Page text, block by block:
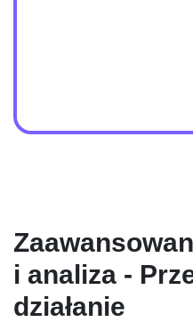
i analiza -
działanie